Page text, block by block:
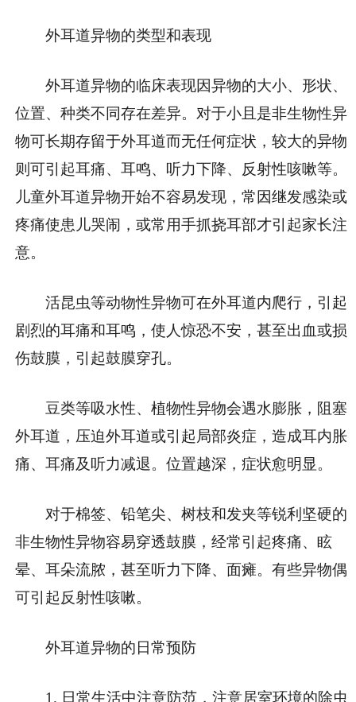
外耳道异物的类型和表现
外耳道异物的临床表现因异物的大小、形状、
位置、种类不同存在差异。对于小且是非生物性异
物可长期存留于外耳道而无任何症状，较大的异物
则可引起耳痛、耳鸣、听力下降、反射性咳嗽等。
儿童外耳道异物开始不容易发现，常因继发感染或
疼痛使患儿哭闹，或常用手抓挠耳部才引起家长注
意。
活昆虫等动物性异物可在外耳道内爬行，引起
剧烈的耳痛和耳鸣，使人惊恐不安，甚至出血或损
伤鼓膜，引起鼓膜穿孔。
豆类等吸水性、植物性异物会遇水膨胀，阻塞
外耳道，压迫外耳道或引起局部炎症，造成耳内胀
痛、耳痛及听力减退。位置越深，症状愈明显。
对于棉签、铅笔尖、树枝和发夹等锐利坚硬的
非生物性异物容易穿透鼓膜，经常引起疼痛、眩
晕、耳朵流脓，甚至听力下降、面瘫。有些异物偶
可引起反射性咳嗽。
外耳道异物的日常预防
1. 日常生活中注意防范，注意居室环境的除虫